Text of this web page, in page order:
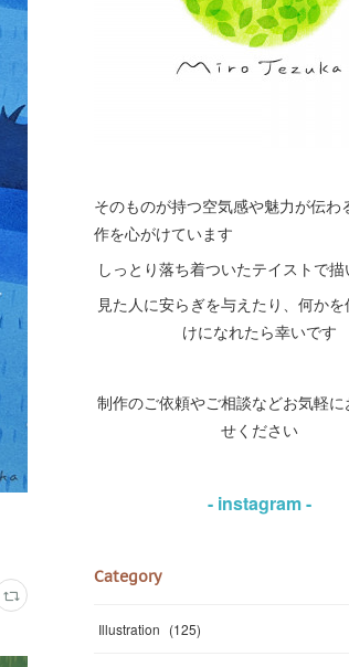
そのものが持つ空気感や魅力が伝わ
作を心がけています
しっとり落ち着ついたテイストで
見た人に安らぎを与えたり、何か
けになれたら幸いです
制作のご依頼やご相談などお気軽に
せください
- instagram -
Category
Illustration (125)